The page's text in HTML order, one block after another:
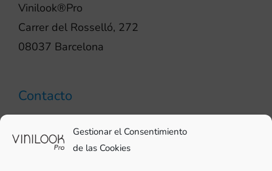
Gestionar el Consentimiento
de las Cookies
Vinilook®Pro
Carrer del Rosselló, 272
08037 Barcelona
Contacto
pro@vinilook.es